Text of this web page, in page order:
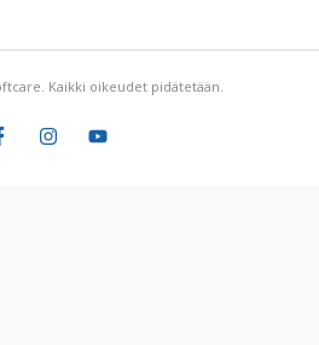
Kaikki oikeudet pidätetään.